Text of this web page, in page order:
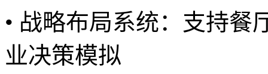
• 战略布局系统：支持餐
业决策模拟